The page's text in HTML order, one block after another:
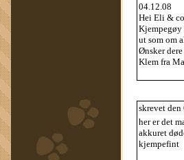
04.12.08
Hei Eli &
Kjempegøy
ut som om
Ønsker
Klem fra
skrevet
her er det
akkuret
kjempefint